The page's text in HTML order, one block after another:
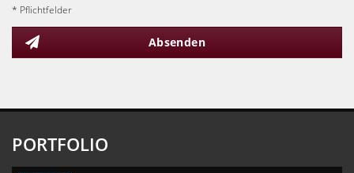
* Pflichtfelder
Absenden
PORTFOLIO